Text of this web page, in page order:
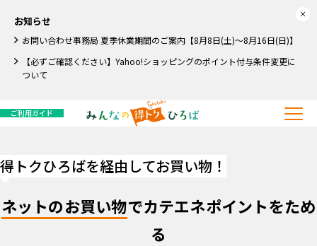
お知らせ
お問い合わせ事務局 夏季休業期間のご案内【8月8日(土)～8月16日(日)】
【必ずご確認ください】Yahoo!ショッピングのポイント付与条件変更に
ついて
ご利用ガイド
得トクひろばを経由してお買い物！
ネットのお買い物でカテエネポイントをため
る